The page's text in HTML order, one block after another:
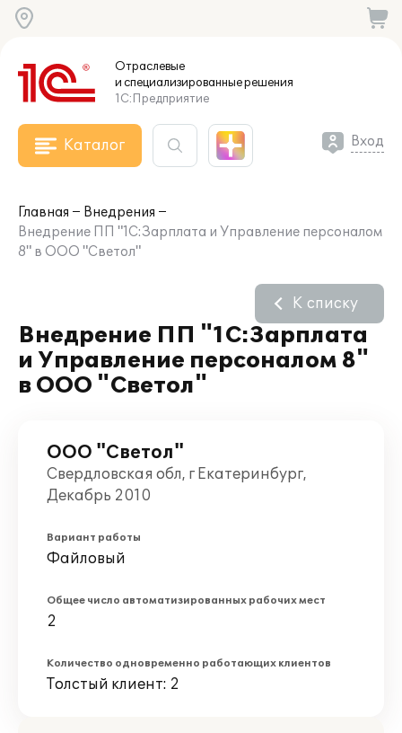
Отраслевые
и специализированныерешения
1С:Предприятие
Каталог Вход
Главная
Внедрения
Внедрение ПП "1С:Зарплата и Управление персоналом
8" в ООО "Светол"
Внедрение ПП "1С:Зарплата
и Управление персоналом 8"
в ООО "Светол"
К списку
ООО "Светол"
Свердловская обл, г Екатеринбург,
Декабрь 2010
Вариант работы
Файловый
Общее число автоматизированных рабочих мест
2
Количество одновременно работающих клиентов
Толстый клиент: 2